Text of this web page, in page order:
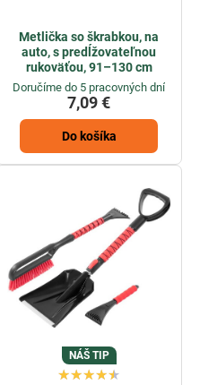
Metlička so škrabkou, na
auto, s predĺžovateľnou
rukoväťou, 91–130 cm
Doručíme do 5 pracovných dní
7,09 €
Do košíka
NÁŠ TIP